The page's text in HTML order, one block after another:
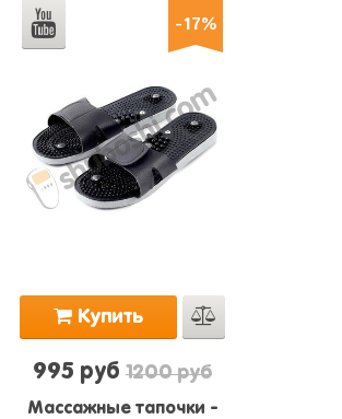
-17%
Купить
995 руб 1200 руб
Массажные тапочки -